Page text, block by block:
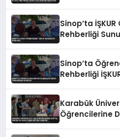
Sinop’ta
Rehberliği
Sinop’ta
Rehberliği
Karabük
Öğrencilerine